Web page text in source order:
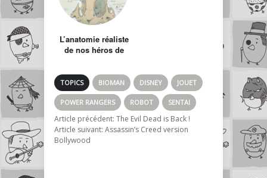
L’anatomie réaliste
de nos héros de
TOPICS BIOMAN DISNEY JOUET
POWER RANGERS ROBOT SENTAI
Article précédent: The Evil Dead is Back !
Article suivant: Assassin’s Creed version
Bollywood